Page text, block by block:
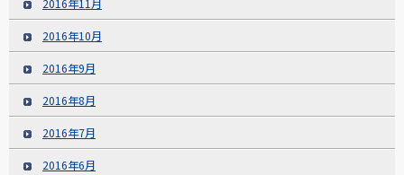
2016年10月
2016年9月
2016年8月
2016年7月
2016年6月